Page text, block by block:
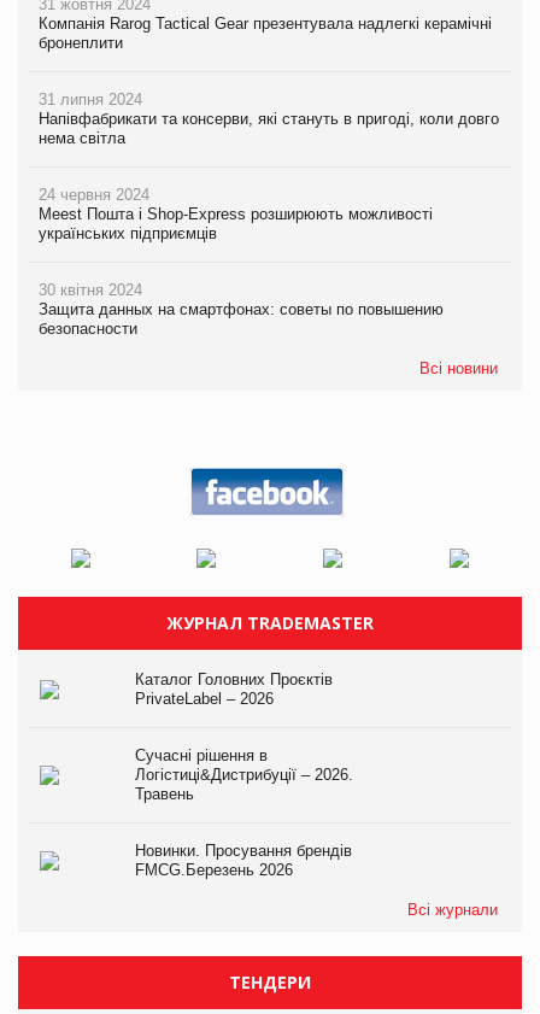
31 жовтня 2024
Компанія Rarog Tactical Gear презентувала надлегкі керамічні
бронеплити
31 липня 2024
Напівфабрикати та консерви, які стануть в пригоді, коли довго
нема світла
24 червня 2024
Meest Пошта і Shop-Express розширюють можливості
українських підприємців
30 квітня 2024
Защита данных на смартфонах: советы по повышению
безопасности
Всі новини
ЖУРНАЛ TRADEMASTER
Каталог Головних Проєктів
PrivateLabel – 2026
Сучасні рішення в
Логістиці&Дистрибуції – 2026.
Травень
Новинки. Просування брендів
FMCG.Березень 2026
Всі журнали
ТЕНДЕРИ